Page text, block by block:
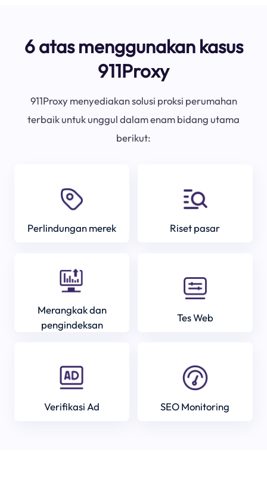
6 atas menggunakan kasus
911Proxy
911Proxy menyediakan solusi proksi perumahan
terbaik untuk unggul dalam enam bidang utama
berikut:
Perlindungan merek Riset pasar
Merangkak dan
pengindeksan
Tes Web
Verifikasi Ad SEO Monitoring